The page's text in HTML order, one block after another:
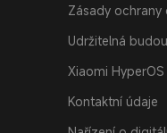
Zásady
Udržitelná
Xiaomi HyperOS
Kontaktní údaje